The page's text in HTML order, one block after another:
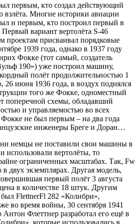
первым, кто создал действующий
взлёта. Многие историки авиации
и первым, кто построил первый в
вариант вертолёта S-46
проектам присваивал порядковые
1939 года, однако в 1937 году
Фокке (тот самый, создатель
190») уже построил машину,
полёт продолжительностью 1
26 июня 1936 года, в воздух поднялся
того же Фокке, одноместный
поперечной схемы, обладавший
и управляемостью во всех
не был первым – на два года
инженеры Бреге и Доран…
немцы не поставили свои машины в
использовали вертолёты, то
ограниченных масштабах. Так, Fw
двух экземплярах. Другая модель,
первый полёт 3 августа
в количестве 18 штук. Другим
FlettnerFl 282 «Колибри»,
во время войны, 30 сентября 1941
Антон Флеттнер разработал его ещё в
которые использовались в